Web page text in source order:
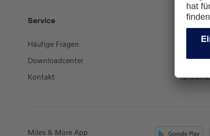
Service
Häufige Fragen
Downloadcenter
Kontakt
Mehr
miles-
Miles & More App